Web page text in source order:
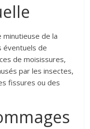
minutieuse de la
éventuels de
de moisissures,
par les insectes,
fissures ou des